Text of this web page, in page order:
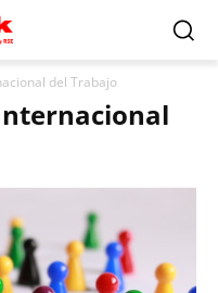
del Trabajo